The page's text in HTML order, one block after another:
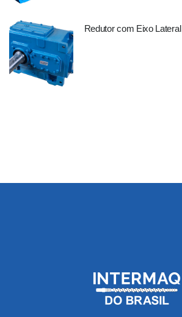
Redutor com Eixo Lateral